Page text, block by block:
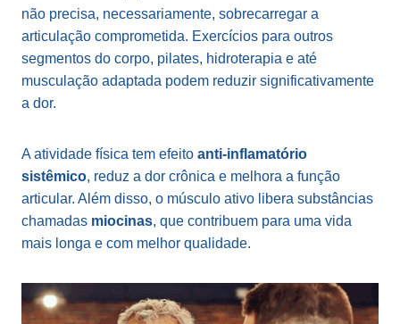
não precisa, necessariamente, sobrecarregar a
articulação comprometida. Exercícios para outros
segmentos do corpo, pilates, hidroterapia e até
musculação adaptada podem reduzir significativamente
a dor.
A atividade física tem efeito anti-inflamatório
sistêmico, reduz a dor crônica e melhora a função
articular. Além disso, o músculo ativo libera substâncias
chamadas miocinas, que contribuem para uma vida
mais longa e com melhor qualidade.